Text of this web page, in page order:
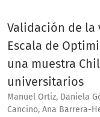
Validación de la
Escala de
una muestra
universitarios
Manuel Ortiz, Daniela
Cancino, Ana Barrera-